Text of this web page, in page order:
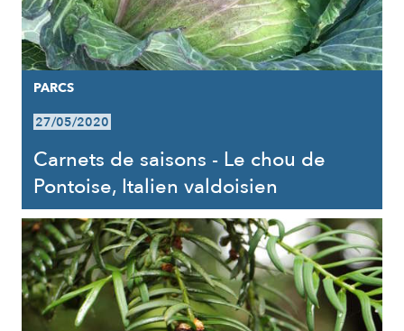
PARCS
27/05/2020
Carnets de saisons - Le chou de
Pontoise, Italien valdoisien